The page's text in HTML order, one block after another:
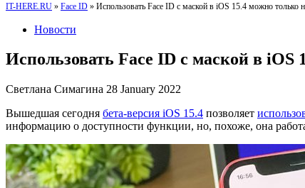
IT-HERE.RU » Face ID » Использовать Face ID с маской в iOS 15.4 можно только
Новости
Использовать Face ID с маской в iOS
Светлана Симагина 28 January 2022
Вышедшая сегодня бета-версия iOS 15.4 позволяет
информацию о доступности функции, но, похоже, она